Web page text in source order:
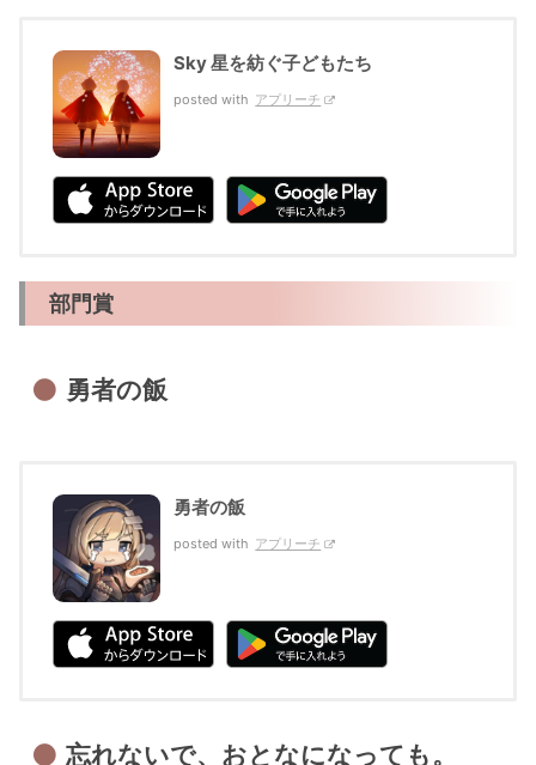
Sky 星を紡ぐ子どもたち
posted with アプリーチ
部門賞
勇者の飯
勇者の飯
posted with アプリーチ
忘れないで、おとなになっても。